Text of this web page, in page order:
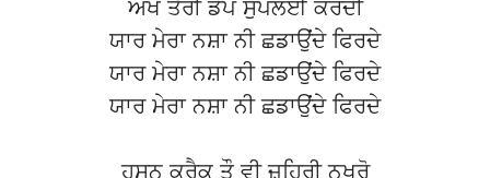
ਅੱਖ ਤੇਰੀ ਡੋਪ ਸੁੱਪਲਈ ਕਰਦੀ
ਯਾਰ ਮੇਰਾ ਨਸ਼ਾ ਨੀ ਛਡਾਉਂਦੇ ਫਿਰਦੇ
ਯਾਰ ਮੇਰਾ ਨਸ਼ਾ ਨੀ ਛਡਾਉਂਦੇ ਫਿਰਦੇ
ਯਾਰ ਮੇਰਾ ਨਸ਼ਾ ਨੀ ਛਡਾਉਂਦੇ ਫਿਰਦੇ
ਹੁਸਨ ਕਰੈਕ ਤੌ ਵੀ ਜ਼ਹਿਰੀ ਨਖਰੋ